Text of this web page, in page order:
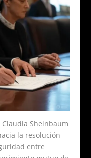
Sheinbaum
la resolución
entre